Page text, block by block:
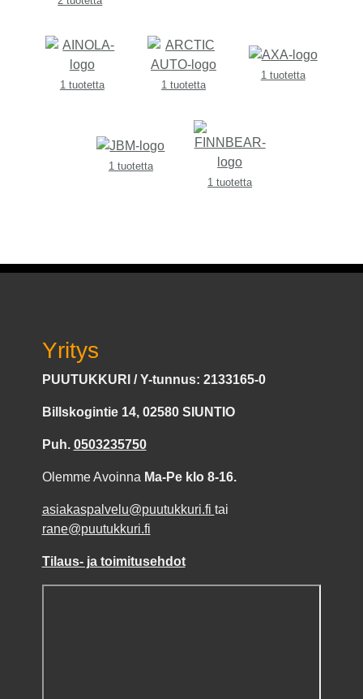
1 tuotetta 1 tuotetta
1 tuotetta
1 tuotetta
1 tuotetta
Yritys
PUUTUKKURI / Y-tunnus: 2133165-0
Billskogintie 14, 02580 SIUNTIO
Puh. 0503235750
Olemme Avoinna Ma-Pe klo 8-16.
asiakaspalvelu@puutukkuri.fi tai
rane@puutukkuri.fi
Tilaus- ja toimitusehdot